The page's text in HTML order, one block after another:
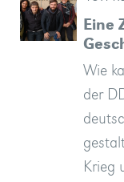
Eine
Wie
der
Krieg